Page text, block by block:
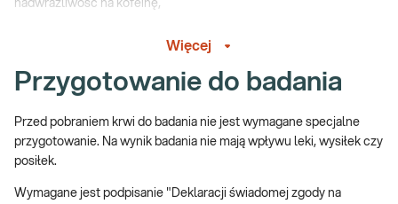
nadwrażliwość na kofeinę,
produktów zawierających kofeinę (np. napojów energetyzujących),
– z wywiadem rodzinnym obciążonym chorobami sercowo-
– chcących dostosować spożycie kofeiny do indywidualnej
zdolności organizmu do jej metabolizowania.
Więcej
Przygotowanie do badania
Przed pobraniem krwi do badania nie jest wymagane specjalne
przygotowanie. Na wynik badania nie mają wpływu leki, wysiłek czy
posiłek.
Wymagane jest podpisanie "Deklaracji świadomej zgody na